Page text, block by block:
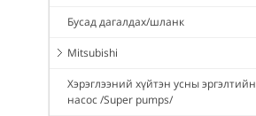
Бусад дагалдах/шланк
Mitsubishi
Хэрэглээний хүйтэн усны эргэлтийн
насос /Super pumps/